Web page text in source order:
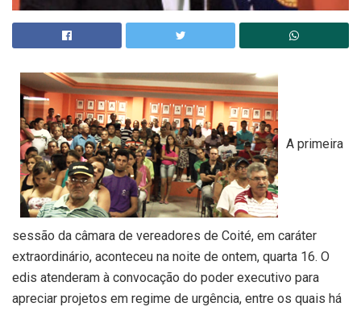
A primeira
sessão da câmara de vereadores de Coité, em caráter
extraordinário, aconteceu na noite de ontem, quarta 16. O
edis atenderam à convocação do poder executivo para
apreciar projetos em regime de urgência, entre os quais há